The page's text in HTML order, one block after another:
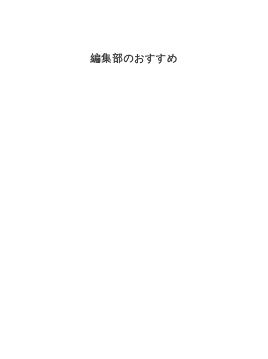
編集部のおすすめ